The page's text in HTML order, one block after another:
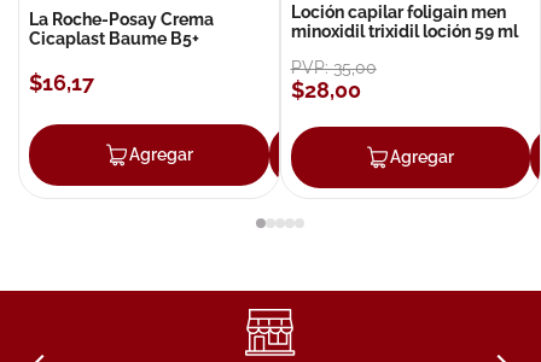
La Roche-Posay Crema
Cicaplast Baume B5+
$16,17
Agregar Agregar
Loción capilar foligain men
minoxidil trixidil loción 59 ml
PVP:35,00
$28,00
Agregar